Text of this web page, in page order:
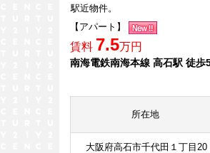
駅近物件。
【アパート】
賃料 7.5万円
南海電鉄南海本線 高石駅 徒歩
所在地
大阪府高石市千代田１丁目20